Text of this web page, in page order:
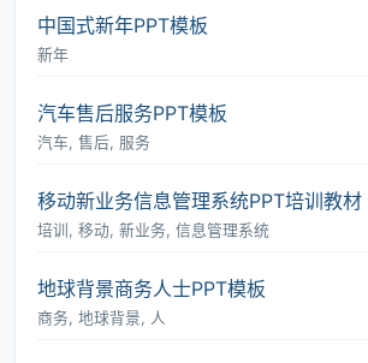
中国式新年PPT模板
新年
汽车售后服务PPT模板
汽车, 售后, 服务
移动新业务信息管理系统PPT培训教材
培训, 移动, 新业务, 信息管理系统
地球背景商务人士PPT模板
商务, 地球背景, 人